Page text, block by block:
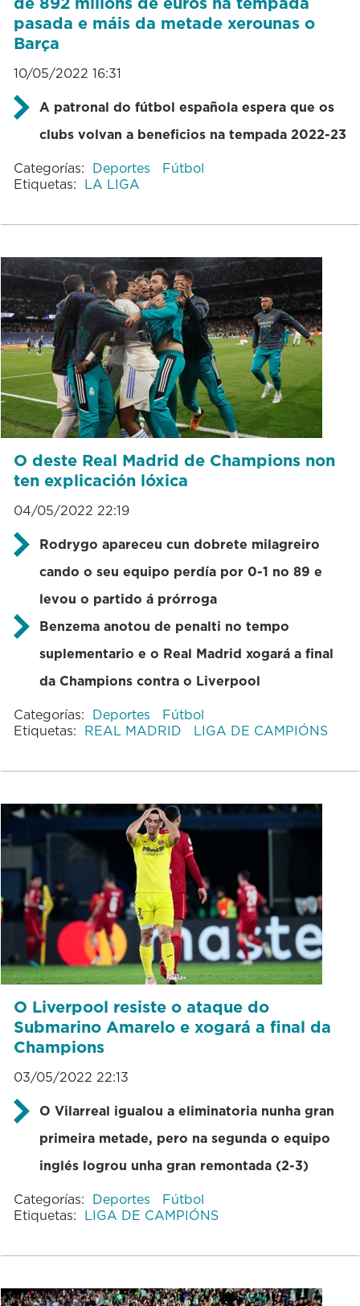
pasada e máis da metade xerounas o
Barça
10/05/2022 16:31
A patronal do fútbol española espera que os
clubs volvan a beneficios na tempada 2022-23
Categorías: Deportes
Fútbol
Etiquetas: LA LIGA
O deste Real Madrid de Champions non
ten explicación lóxica
04/05/2022 22:19
Rodrygo apareceu cun dobrete milagreiro
cando o seu equipo perdía por 0-1 no 89 e
levou o partido á prórroga
Benzema anotou de penalti no tempo
suplementario e o Real Madrid xogará a final
da Champions contra o Liverpool
Categorías: Deportes
Fútbol
Etiquetas: REAL MADRID LIGA DE CAMPIÓNS
O Liverpool resiste o ataque do
Submarino Amarelo e xogará a final da
Champions
03/05/2022 22:13
O Vilarreal igualou a eliminatoria nunha gran
primeira metade, pero na segunda o equipo
inglés logrou unha gran remontada (2-3)
Categorías: Deportes
Fútbol
Etiquetas: LIGA DE CAMPIÓNS